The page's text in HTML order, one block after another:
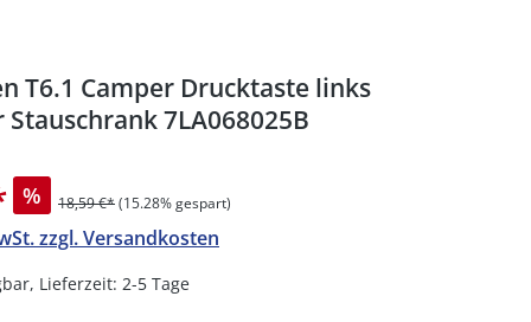
T6.1 Camper Drucktaste links
7LA068025B
% 18,59 €*(15.28% gespart)
zzgl. Versandkosten
Lieferzeit: 2-5 Tage